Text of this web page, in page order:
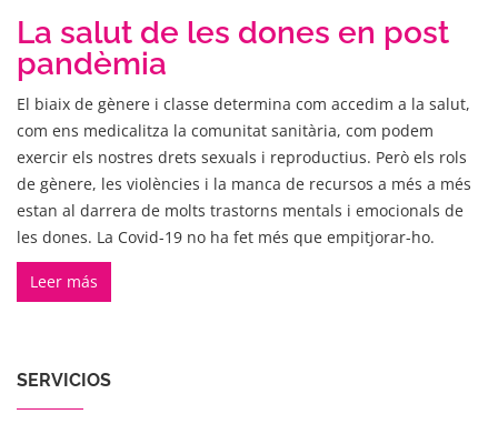
SERVICIOS
La salut de les dones en post
pandèmia
El biaix de gènere i classe determina com accedim a la salut,
com ens medicalitza la comunitat sanitària, com podem
exercir els nostres drets sexuals i reproductius. Però els rols
de gènere, les violències i la manca de recursos a més a més
estan al darrera de molts trastorns mentals i emocionals de
les dones. La Covid-19 no ha fet més que empitjorar-ho.
Leer más